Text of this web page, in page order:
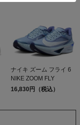
ナイキ ズーム フライ 6
NIKE ZOOM FLY
16,830円（税込）